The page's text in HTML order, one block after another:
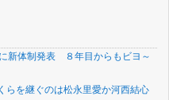
新体制発表 ８年目からもビヨ～
を継ぐのは松永里愛か河西結心